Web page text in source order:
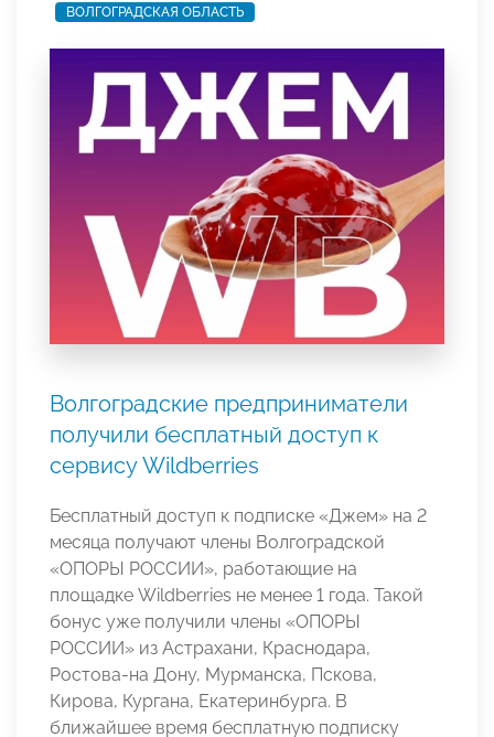
ВОЛГОГРАДСКАЯ ОБЛАСТЬ
Волгоградские предприниматели
получили бесплатный доступ к
сервису Wildberries
Бесплатный доступ к подписке «Джем» на 2
месяца получают члены Волгоградской
«ОПОРЫ РОССИИ», работающие на
площадке Wildberries не менее 1 года. Такой
бонус уже получили члены «ОПОРЫ
РОССИИ» из Астрахани, Краснодара,
Ростова-на Дону, Мурманска, Пскова,
Кирова, Кургана, Екатеринбурга. В
ближайшее время бесплатную подписку